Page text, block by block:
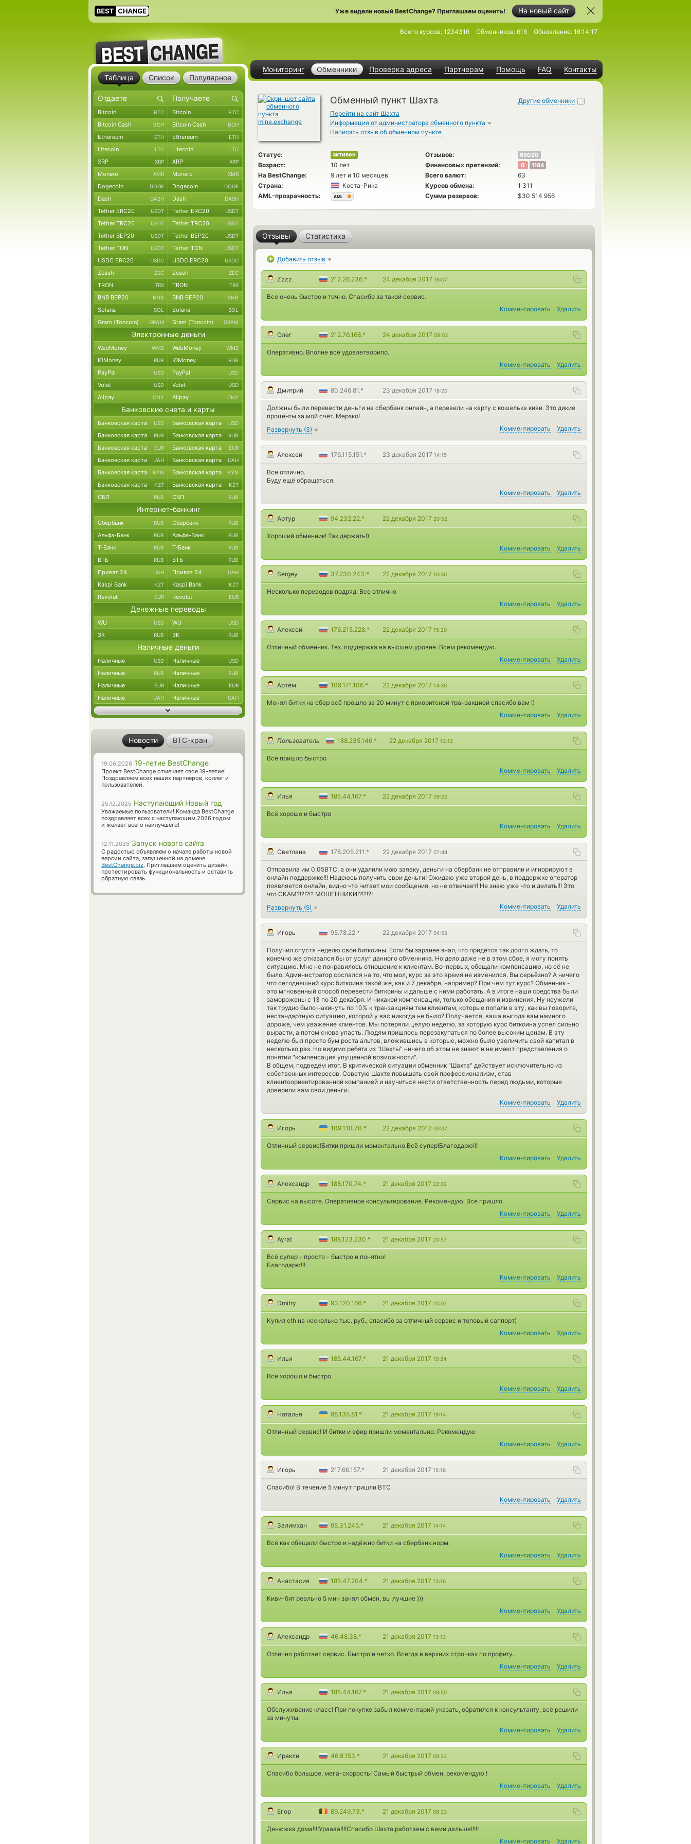
На новый сайт
Уже видели новый BestChange? Приглашаем оценить!
Мониторинг Обменники Проверка адреса Партнерам Помощь FAQ Контакты
Всего курсов: 1234316 Обменников: 616 Обновление: 16:14:17
Обменный пункт Шахта
Перейти на сайт Шахта
Информация от администратора обменного пункта
Написать отзыв об обменном пункте
Другие обменники
Статус: активен Отзывов: 65020
Возраст: 10 лет Финансовых претензий: 0 1184
На BestChange: 9 лет и 10 месяцев Всего валют:
63
Страна:
Коста-Рика Курсов обмена:
1 311
AML-прозрачность:
AML Сумма резервов: $30 514 956
Отзывы Статистика
Добавить отзыв
Zzzz 212.26.236.* 24 декабря 2017 16:07
Все очень быстро и точно. Спасибо за такой сервис.
Комментировать
Удалить
Олег 212.76.168.* 24 декабря 2017 09:03
Оперативно. Вполне всё удовлетворило.
Комментировать
Удалить
Дмитрий 80.246.81.* 23 декабря 2017 18:20
Должны были перевести деньги на сбербанк онлайн, а перевели на карту с кошелька киви. Это дикие
проценты за мой счёт. Мерзко!
Развернуть (3) Комментировать Удалить
Алексей 176.115.151.* 23 декабря 2017 14:15
Все отлично.
Буду ещё обращаться.
Комментировать
Удалить
Артур 94.232.22.* 22 декабря 2017 20:52
Хороший обменник! Так держать!)
Комментировать
Удалить
Sergey 37.230.243.* 22 декабря 2017 16:30
Несколько переводов подряд. Все отлично
Комментировать
Удалить
Алексей 176.215.228.* 22 декабря 2017 15:20
Отличный обменник. Тех. поддержка на высшем уровне. Всем рекомендую.
Комментировать
Удалить
Артём 109.171.106.* 22 декабря 2017 14:30
Менял битки на сбер всё прошло за 20 минут с приоритеной транзакцией спасибо вам !)
Комментировать
Удалить
Пользователь 188.235.146.* 22 декабря 2017 13:12
Все пришло быстро
Комментировать
Удалить
Илья 185.44.167.* 22 декабря 2017 09:20
Всё хорошо и быстро
Комментировать
Удалить
Светлана 178.205.211.* 22 декабря 2017 07:44
Отправила им 0.05BTC, а они удалили мою заявку, деньги на сбербанк не отправили и игнорируют в
онлайн поддержке!!! Надеюсь получить свои деньги! Ожидаю уже второй день, в поддержке оператор
появляется онлайн, видно что читает мои сообщения, но не отвечает! Не знаю уже что и делать!!! Это
что СКАМ?!?!?!? МОШЕННИКИ!?!?!?!
Развернуть (5) Комментировать Удалить
Игорь 95.78.22.* 22 декабря 2017 04:55
Получил спустя неделю свои биткоины. Если бы заранее знал, что придётся так долго ждать, то
конечно же отказался бы от услуг данного обменника. Но дело даже не в этом сбое, я могу понять
ситуацию. Мне не понравилось отношение к клиентам. Во-первых, обещали компенсацию, но её не
было. Администратор сослался на то, что мол, курс за это время не изменился. Вы серьёзно? А ничего
что сегодняшний курс биткоина такой же, как и 7 декабря, например? При чём тут курс? Обменник -
это мгновенный способ перевести биткоины и дальше с ними работать. А в итоге наши средства были
заморожены с 13 по 20 декабря. И никакой компенсации, только обещания и извинения. Ну неужели
так трудно было накинуть по 10% к транзакциям тем клиентам, которые попали в эту, как вы говорите,
нестандартную ситуацию, которой у вас никогда не было? Получается, ваша выгода вам намного
дороже, чем уважение клиентов. Мы потеряли целую неделю, за которую курс биткоина успел сильно
вырасти, а потом снова упасть. Людям пришлось перезакупаться по более высоким ценам. В эту
неделю был просто бум роста альтов, вложившись в которые, можно было увеличить свой капитал в
несколько раз. Но видимо ребята из "Шахты" ничего об этом не знают и не имеют представления о
понятии "компенсация упущенной возможности".
В общем, подведём итог. В критической ситуации обменник "Шахта" действует исключительно из
собственных интересов. Советую Шахте повышать свой профессионализм, став
клиентоориентированной компанией и научиться нести ответственность перед людьми, которые
доверили вам свои деньги.
Комментировать
Удалить
Игорь 109.110.70.* 22 декабря 2017 00:37
Отличный сервис!Битки пришли моментально.Всё супер!Благодарю!!!
Комментировать
Удалить
Александр 188.170.74.* 21 декабря 2017 22:02
Сервис на высоте. Оперативное консультирование. Рекомендую. Все пришло.
Комментировать
Удалить
Ayrat 188.123.230.* 21 декабря 2017 20:57
Всё супер - просто - быстро и понятно!
Благодарю!!!
Комментировать
Удалить
Dmitry 93.120.166.* 21 декабря 2017 20:02
Купил eth на несколько тыс. руб., спасибо за отличный сервис и топовый саппорт)
Комментировать
Удалить
Илья 185.44.167.* 21 декабря 2017 19:24
Всё хорошо и быстро
Комментировать
Удалить
Наталья 88.135.81.* 21 декабря 2017 19:14
Отличный сервис! И битки и эфир пришли моментально. Рекомендую
Комментировать
Удалить
Игорь 217.66.157.* 21 декабря 2017 15:16
Спасибо! В течение 5 минут пришли BTC
Комментировать
Удалить
Залимхан 95.31.245.* 21 декабря 2017 14:14
Всё как обещали быстро и надёжно битки на сбербанк норм.
Комментировать
Удалить
Анастасия 185.47.204.* 21 декабря 2017 13:16
Киви-бит реально 5 мин занял обмен, вы лучшие )))
Комментировать
Удалить
Александр 46.48.38.* 21 декабря 2017 13:13
Отлично работает сервис. Быстро и четко. Всегда в верхних строчках по профиту.
Комментировать
Удалить
Илья 185.44.167.* 21 декабря 2017 09:50
Обслуживание класс! При покупке забыл комментарий указать, обратился к консультанту, всё решили
за минуты.
Комментировать
Удалить
Иракли 46.8.153.* 21 декабря 2017 09:24
Спасибо большое, мега-скорость! Самый быстрый обмен, рекомендую !
Комментировать
Удалить
Егор 89.249.73.* 21 декабря 2017 08:23
Денюжка дома!!!!Ураааа!!!!Спасибо Шахта,работаем с вами дальше!!!!!
Комментировать
Удалить
Таблица Список Популярное
Bitcoin BTC Bitcoin BTC
Bitcoin Cash BCH Bitcoin Cash BCH
Ethereum ETH Ethereum ETH
Litecoin LTC Litecoin LTC
XRP XRP XRP XRP
Monero XMR Monero XMR
Dogecoin DOGE Dogecoin DOGE
Dash DASH Dash DASH
Tether ERC20 USDT Tether ERC20 USDT
Tether TRC20 USDT Tether TRC20 USDT
Tether BEP20 USDT Tether BEP20 USDT
Tether TON USDT Tether TON USDT
USDC ERC20 USDC USDC ERC20 USDC
Zcash ZEC Zcash ZEC
TRON TRX TRON TRX
BNB BEP20 BNB BNB BEP20 BNB
Solana SOL Solana SOL
Gram (Toncoin) GRAM Gram (Toncoin) GRAM
Электронные деньги
WebMoney WMZ WebMoney WMZ
ЮMoney RUB ЮMoney RUB
PayPal USD PayPal USD
Volet USD Volet USD
Alipay CNY Alipay CNY
Банковские счета и карты
Банковская карта USD Банковская карта USD
Банковская карта RUB Банковская карта RUB
Банковская карта EUR Банковская карта EUR
Банковская карта UAH Банковская карта UAH
Банковская карта BYN Банковская карта BYN
Банковская карта KZT Банковская карта KZT
СБП RUB СБП RUB
Интернет-банкинг
Сбербанк RUB Сбербанк RUB
Альфа-Банк RUB Альфа-Банк RUB
Т-Банк RUB Т-Банк RUB
ВТБ RUB ВТБ RUB
Приват 24 UAH Приват 24 UAH
Kaspi Bank KZT Kaspi Bank KZT
Revolut EUR Revolut EUR
Денежные переводы
WU USD WU USD
ЗК RUB ЗК RUB
Наличные деньги
Наличные USD Наличные USD
Наличные RUB Наличные RUB
Наличные EUR Наличные EUR
Наличные UAH Наличные UAH
Новости BTC-кран
19.06.2026 19-летие BestChange
Проект BestChange отмечает свое 19-летие!
Поздравляем всех наших партнеров, коллег и
пользователей.
25.12.2025 Наступающий Новый год
Уважаемые пользователи! Команда BestChange
поздравляет всех с наступающим 2026 годом
и желает всего наилучшего!
12.11.2025 Запуск нового сайта
С радостью объявляем о начале работы новой
версии сайта, запущенной на домене
BestChange.biz. Приглашаем оценить дизайн,
протестировать функциональность и оставить
обратную связь.